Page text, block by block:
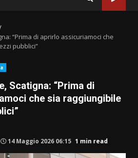
“Prima di aprirlo assicuriamoci che
pubblici”
Scatigna: “Prima di
che sia raggiungibile
14 Maggio 2026 06:15 1 min read